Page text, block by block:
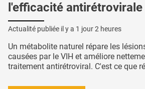
l'efficacité antirétrovirale
Actualité publiée il y a 1 jour 2 heures
Un métabolite naturel répare les
causées par le VIH et améliore
traitement antirétroviral. C'est ce que